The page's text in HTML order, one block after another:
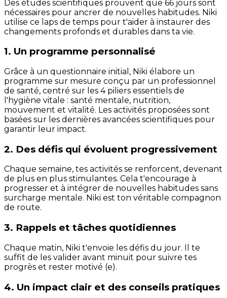
Des études scientifiques prouvent que 66 jours sont
nécessaires pour ancrer de nouvelles habitudes. Niki
utilise ce laps de temps pour t'aider à instaurer des
changements profonds et durables dans ta vie.
1. Un programme personnalisé
Grâce à un questionnaire initial, Niki élabore un
programme sur mesure conçu par un professionnel
de santé, centré sur les 4 piliers essentiels de
l'hygiène vitale : santé mentale, nutrition,
mouvement et vitalité. Les activités proposées sont
basées sur les dernières avancées scientifiques pour
garantir leur impact.
2. Des défis qui évoluent progressivement
Chaque semaine, tes activités se renforcent, devenant
de plus en plus stimulantes. Cela t'encourage à
progresser et à intégrer de nouvelles habitudes sans
surcharge mentale. Niki est ton véritable compagnon
de route.
3. Rappels et tâches quotidiennes
Chaque matin, Niki t'envoie les défis du jour. Il te
suffit de les valider avant minuit pour suivre tes
progrès et rester motivé (e).
4. Un impact clair et des conseils pratiques